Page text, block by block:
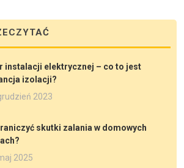
instalacji elektrycznej – co to jest
izolacji?
2023
skutki zalania w domowych
2025